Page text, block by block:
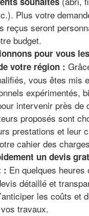
Plus votre
reçus seront
budget.
pour vous
votre région :
vous êtes mis
expérimentés,
intervenir près de
proposés sont
prestations et leur
cahier des
un devis
: En quelques
détaillé et
les coûts et
travaux.